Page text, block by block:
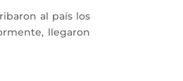
al país los
llegaron